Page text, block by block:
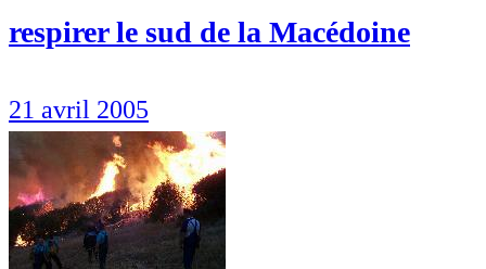
respirer le sud de la Macédoine
21 avril 2005